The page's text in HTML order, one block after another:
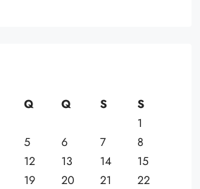
Q Q S
S
1
5 6 7
8
12 13 14
15
19 20 21
22